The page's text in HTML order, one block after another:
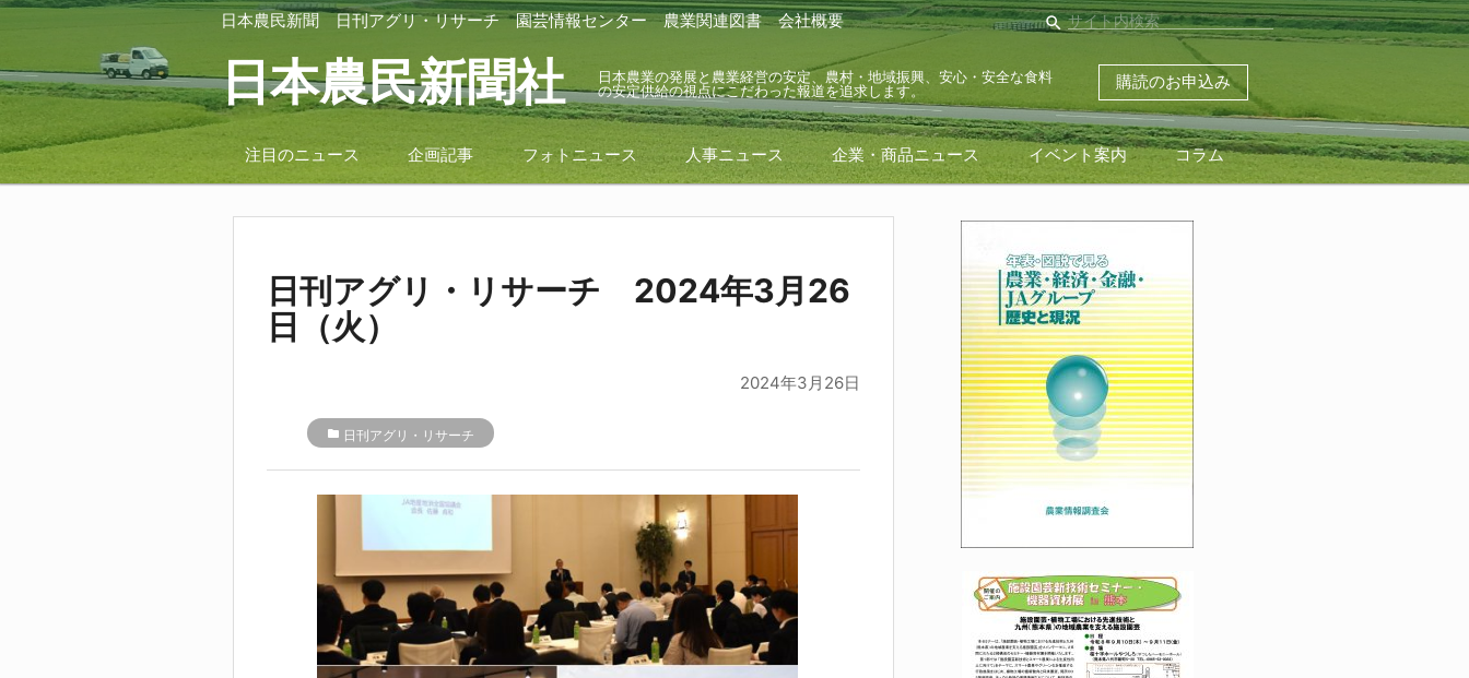
日本農民新聞 日刊アグリ・リサーチ 園芸情報センター 農業関連図書 会社概要 search
日本農民新聞社
日本農業の発展と農業経営の安定、農村・地域振興、安心・安全な食料
の安定供給の視点にこだわった報道を追求します。
購読のお申込み
注目のニュース 企画記事 フォトニュース 人事ニュース 企業・商品ニュース イベント案内 コラム
日刊アグリ・リサーチ 2024年3月26
日（火）
2024年3月26日
folder 日刊アグリ・リサーチ